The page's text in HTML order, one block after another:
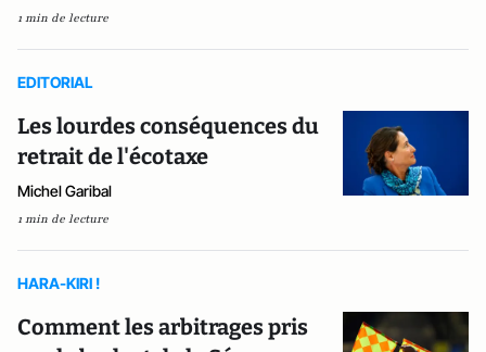
1 min de lecture
EDITORIAL
Les lourdes conséquences du
retrait de l'écotaxe
Michel Garibal
1 min de lecture
HARA-KIRI !
Comment les arbitrages pris